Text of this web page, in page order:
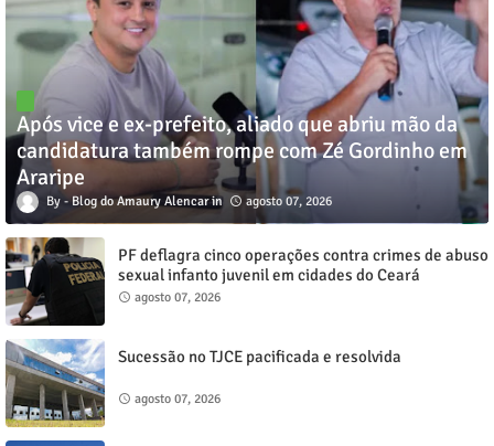
Após vice e ex-prefeito, aliado que abriu mão da
candidatura também rompe com Zé Gordinho em
Araripe
Blog do Amaury Alencar agosto 07, 2026
PF deflagra cinco operações contra crimes de abuso
sexual infanto juvenil em cidades do Ceará
agosto 07, 2026
Sucessão no TJCE pacificada e resolvida
agosto 07, 2026